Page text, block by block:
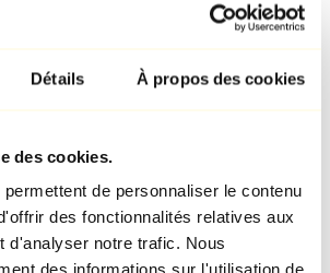
Détails À propos des cookies
des cookies.
de personnaliser le contenu
des fonctionnalités relatives aux
d'analyser notre trafic. Nous
des informations sur l'utilisation de
Orlinski
Haring
Koons
Michel Basquiat
les designers